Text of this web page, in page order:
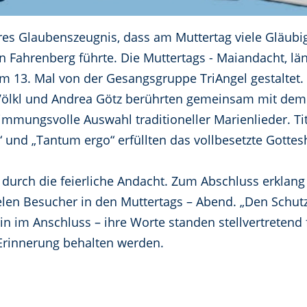
Glaubenszeugnis, dass am Muttertag viele
Fahrenberg führte. Die Muttertags - Maiandacht,
13. Mal von der Gesangsgruppe TriAngel gestaltet.
und Andrea Götz berührten gemeinsam mit
Auswahl traditioneller Marienlieder.
und „Tantum ergo“ erfüllten das vollbesetzte
die feierliche Andacht. Zum Abschluss
Besucher in den Muttertags – Abend. „Den
im Anschluss – ihre Worte standen
behalten werden.